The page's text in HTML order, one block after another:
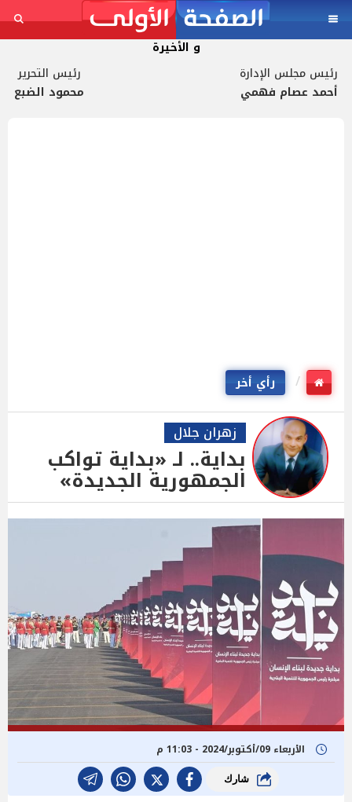
و الأخيرة
رئيس مجلس الإدارة
أحمد عصام فهمي
رئيس التحرير
محمود الضبع
رأي أخر
زهران جلال
بداية.. لـ «بداية تواكب
الجمهورية الجديدة»
الأربعاء 09/أكتوبر/2024 - 11:03 م
شارك